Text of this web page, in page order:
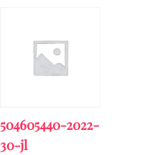
504605440-2022-
30-jl